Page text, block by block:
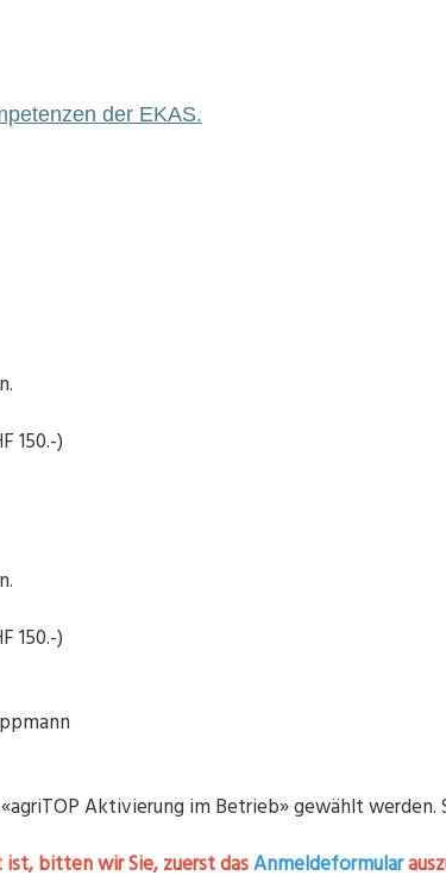
der EKAS.
150.-)
150.-)
Aktivierung im Betrieb» gewählt werden.
bitten wir Sie, zuerst dasAnmeldeformular